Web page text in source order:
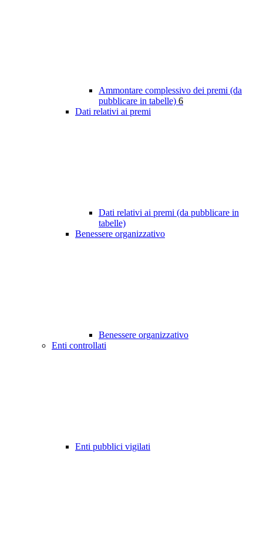
Ammontare complessivo dei premi (da
pubblicare in tabelle) 6
Dati relativi ai premi
Dati relativi ai premi (da pubblicare in
tabelle)
Benessere organizzativo
Benessere organizzativo
Enti controllati
Enti pubblici vigilati